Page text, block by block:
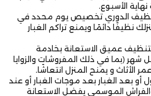
الأسبوع.
الدوري تخصيص يوم محدد في
نظيفًا دائمًا ويمنع تراكم الغبار
عميق الاستعانة بخادمة
(بما في ذلك المفروشات والزوايا
الأثاث و يمنح المنزل انتعاشًا.
أو بعد الغبار بعد موجات الغبار أو عند
الموسمي يفضل الاستعانة